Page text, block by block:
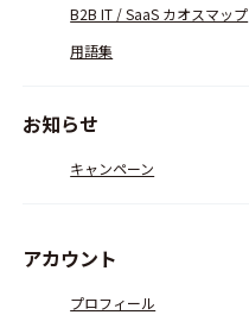
B2B IT / SaaS カオスマップ
用語集
お知らせ
キャンペーン
アカウント
プロフィール